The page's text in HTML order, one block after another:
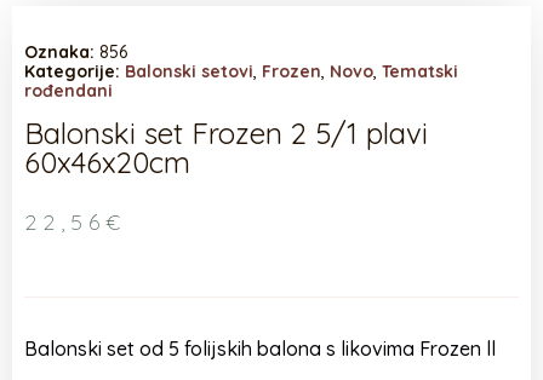
Oznaka: 856
Kategorije: Balonski setovi Frozen Novo Tematski
rođendani
Balonski set Frozen 2 5/1 plavi
60x46x20cm
22,56 €
Balonski set od 5 folijskih balona s likovima Frozen ll